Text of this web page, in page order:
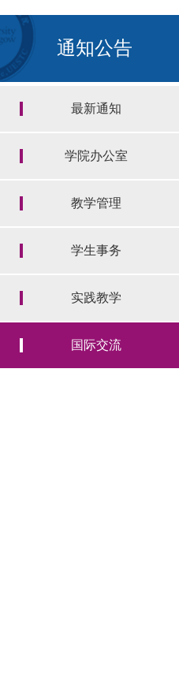
通知公告
最新通知
学院办公室
教学管理
学生事务
实践教学
国际交流